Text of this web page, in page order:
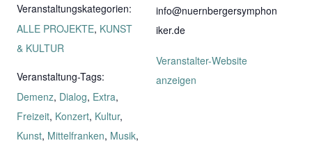
Veranstaltungskategorien:
ALLE PROJEKTE, KUNST
& KULTUR
Veranstaltung-Tags:
Demenz, Dialog, Extra,
Freizeit, Konzert, Kultur,
Kunst, Mittelfranken, Musik,
info@nuernbergersymphon
iker.de
Veranstalter-Website
anzeigen